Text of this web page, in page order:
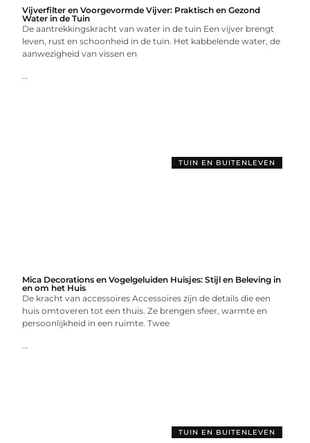
Vijverfilter en Voorgevormde Vijver: Praktisch en Gezond
Water in de Tuin
De aantrekkingskracht van water in de tuin Een vijver brengt
leven, rust en schoonheid in de tuin. Het kabbelende water, de
aanwezigheid van vissen en
...
TUIN EN BUITENLEVEN
Mica Decorations en Vogelgeluiden Huisjes: Stijl en Beleving in
en om het Huis
De kracht van accessoires Accessoires zijn de details die een
huis omtoveren tot een thuis. Ze brengen sfeer, warmte en
persoonlijkheid in een ruimte. Twee
...
TUIN EN BUITENLEVEN